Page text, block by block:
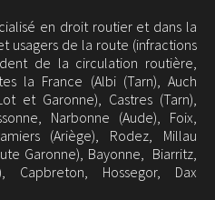
en droit routier et dans la
usagers de la route (infractions
de la circulation routière,
la France (Albi (Tarn), Auch
et Garonne), Castres (Tarn),
Narbonne (Aude), Foix,
(Ariège), Rodez, Millau
Garonne), Bayonne, Biarritz,
Capbreton, Hossegor, Dax